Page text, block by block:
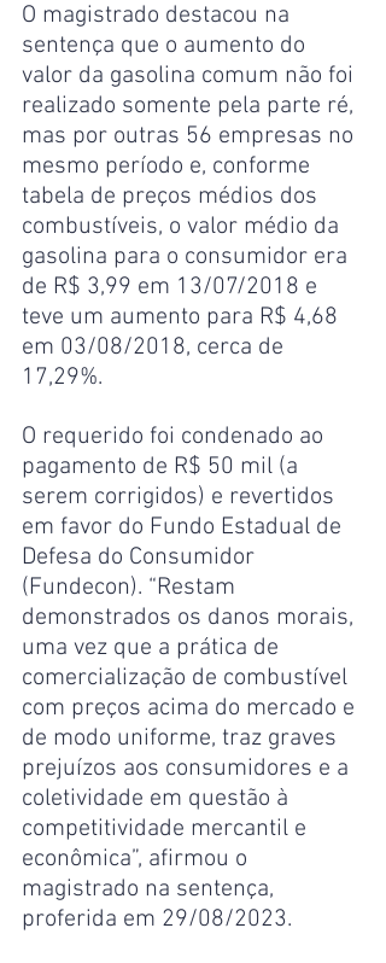
O magistrado destacou na
sentença que o aumento do
valor da gasolina comum não foi
realizado somente pela parte ré,
mas por outras 56 empresas no
mesmo período e, conforme
tabela de preços médios dos
combustíveis, o valor médio da
gasolina para o consumidor era
de R$ 3,99 em 13/07/2018 e
teve um aumento para R$ 4,68
em 03/08/2018, cerca de
17,29%.
O requerido foi condenado ao
pagamento de R$ 50 mil (a
serem corrigidos) e revertidos
em favor do Fundo Estadual de
Defesa do Consumidor
(Fundecon). “Restam
demonstrados os danos morais,
uma vez que a prática de
comercialização de combustível
com preços acima do mercado e
de modo uniforme, traz graves
prejuízos aos consumidores e a
coletividade em questão à
competitividade mercantil e
econômica”, afirmou o
magistrado na sentença,
proferida em 29/08/2023.